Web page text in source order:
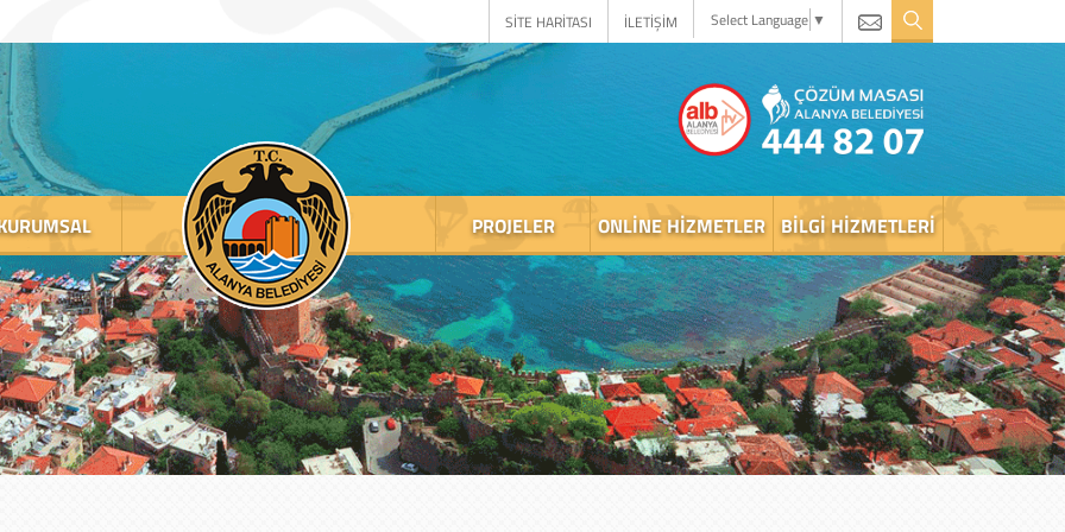
SİTE HARİTASI İLETİŞİM Select Language ▼
PROJELER ONLINE HIZMETLER BILGI HIZMETLERI